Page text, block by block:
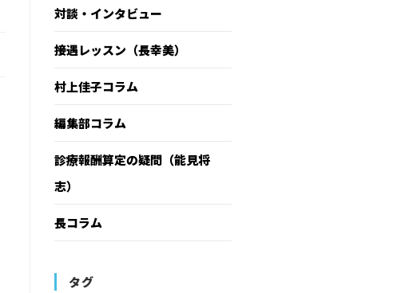
対談・インタビュー
接遇レッスン（長幸美）
村上佳子コラム
編集部コラム
診療報酬算定の疑問（能見将
志）
長コラム
タグ